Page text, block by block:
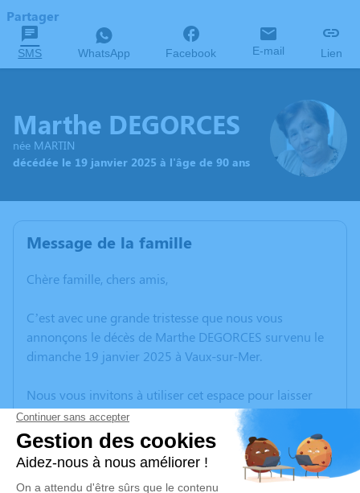
Partager
SMS WhatsApp Facebook E-mail Lien
Marthe DEGORCES
née MARTIN
décédée le 19 janvier 2025 à l'âge de 90 ans
Message de la famille
Chère famille, chers amis,
C’est avec une grande tristesse que nous vous
annonçons le décès de Marthe DEGORCES survenu le
dimanche 19 janvier 2025 à Vaux-sur-Mer.
Nous vous invitons à utiliser cet espace pour laisser
vos condoléances, partager des photos souvenirs, une
anecdote ou exprimer vos pensées à travers des
poèmes ou des textes. Cet endroit est un lieu
d'expression dédié à honorer la mémoire de Marthe